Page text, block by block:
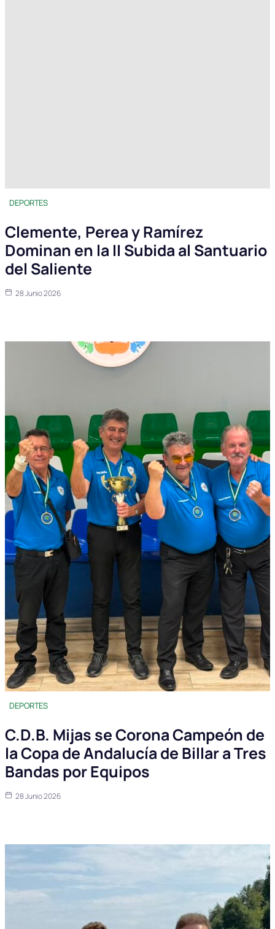
DEPORTES
Clemente, Perea y Ramírez
Dominan en la II Subida al Santuario
del Saliente
28 Junio 2026
DEPORTES
C.D.B. Mijas se Corona Campeón de
la Copa de Andalucía de Billar a Tres
Bandas por Equipos
28 Junio 2026